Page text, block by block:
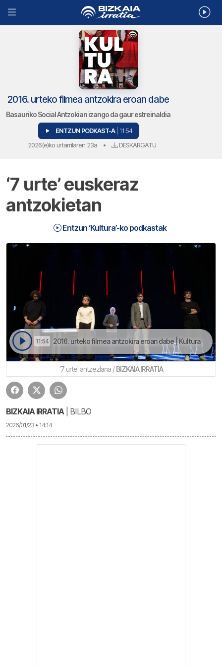
2016. urteko filmea antzokira eroan dabe
Basauriko Social Antzokian izango da gaur estreinaldia
ENTZUN PODKAST-A | 11:54
2026(e)ko urtarrilaren 23a • DESKARGATU
‘7 urte’ euskeraz
antzokietan
Entzun ‘Kultura’-ko podkastak
11:54 2016. urteko filmea antzokira eroan dabe | Kultura
'7 urte' antzezlana /BIZKAIA IRRATIA
BIZKAIA IRRATIA | BILBO
2026/01/23 • 14:14